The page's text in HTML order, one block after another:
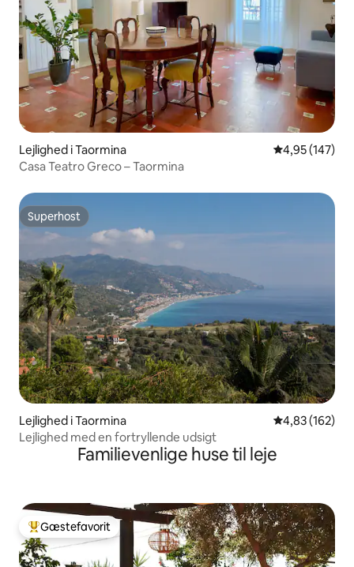
Lejlighed i Taormina 4,95 ud af 5 i
4,95 (147)
Casa Teatro Greco – Taormina
Superhost
Superhost
Lejlighed i Taormina 4,83 ud af 5 i
4,83 (162)
Lejlighed med en fortryllende udsigt
Familievenlige huse til leje
Bedste gæstefavorit
Gæstefavorit